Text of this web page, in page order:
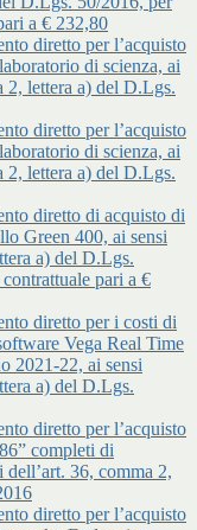
a € 232,80
diretto per l’acquisto
di scienza, ai
2, lettera a) del D.Lgs.
diretto per l’acquisto
di scienza, ai
2, lettera a) del D.Lgs.
diretto di acquisto di
Green 400, ai sensi
a) del D.Lgs.
pari a €
diretto per i costi di
Vega Real Time
2021-22, ai sensi
a) del D.Lgs.
diretto per l’acquisto
completi di
dell’art. 36, comma 2,
diretto per l’acquisto